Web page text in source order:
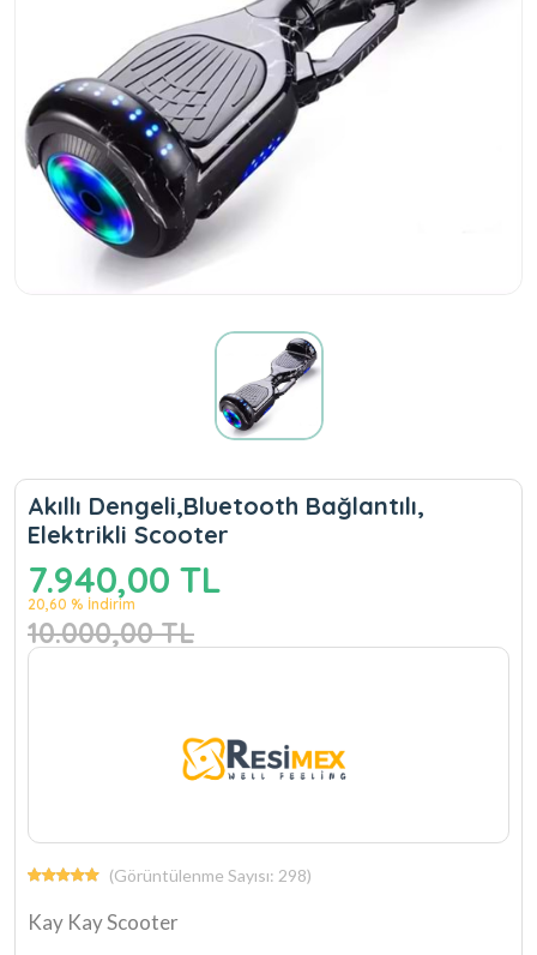
Akıllı Dengeli,Bluetooth Bağlantılı,
Elektrikli Scooter
7.940,00 TL
20,60 % İndirim
10.000,00 TL
(Görüntülenme Sayısı: 298)
Kay Kay Scooter